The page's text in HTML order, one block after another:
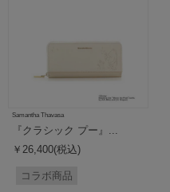
Samantha Thavasa
『クラシック プー』...
￥26,400(税込)
コラボ商品